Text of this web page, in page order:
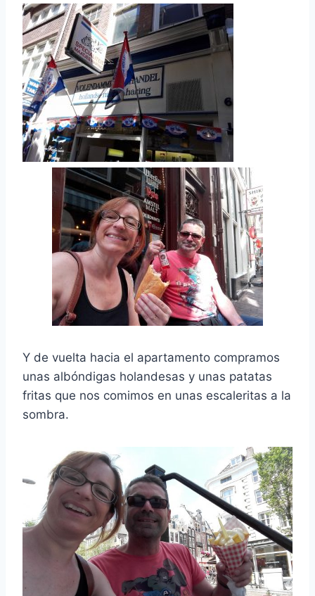
Y de vuelta hacia el apartamento compramos
unas albóndigas holandesas y unas patatas
fritas que nos comimos en unas escaleritas a la
sombra.